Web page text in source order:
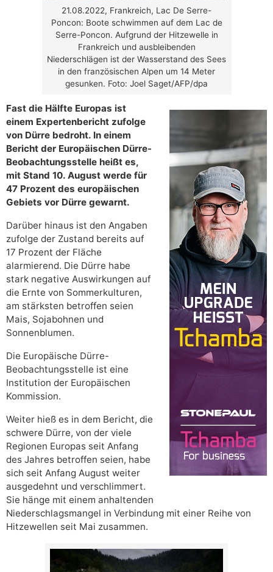
21.08.2022, Frankreich, Lac De Serre-
Poncon: Boote schwimmen auf dem Lac de
Serre-Poncon. Aufgrund der Hitzewelle in
Frankreich und ausbleibenden
Niederschlägen ist der Wasserstand des Sees
in den französischen Alpen um 14 Meter
gesunken. Foto: Joel Saget/AFP/dpa
Fast die Hälfte Europas ist
einem Expertenbericht zufolge
von Dürre bedroht. In einem
Bericht der Europäischen Dürre-
Beobachtungsstelle heißt es,
mit Stand 10. August werde für
47 Prozent des europäischen
Gebiets vor Dürre gewarnt.
Darüber hinaus ist den Angaben
zufolge der Zustand bereits auf
17 Prozent der Fläche
alarmierend. Die Dürre habe
stark negative Auswirkungen auf
die Ernte von Sommerkulturen,
am stärksten betroffen seien
Mais, Sojabohnen und
Sonnenblumen.
Die Europäische Dürre-
Beobachtungsstelle ist eine
Institution der Europäischen
Kommission.
Weiter hieß es in dem Bericht, die
schwere Dürre, von der viele
Regionen Europas seit Anfang
des Jahres betroffen seien, habe
sich seit Anfang August weiter
ausgedehnt und verschlimmert.
Sie hänge mit einem anhaltenden
Niederschlagsmangel in Verbindung mit einer Reihe von
Hitzewellen seit Mai zusammen.